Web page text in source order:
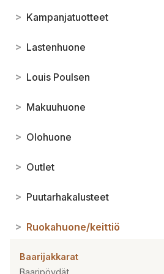
> Kampanjatuotteet
> Lastenhuone
> Louis Poulsen
> Makuuhuone
> Olohuone
> Outlet
> Puutarhakalusteet
> Ruokahuone/keittiö
Baarijakkarat